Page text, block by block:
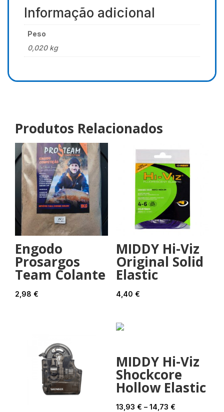
Informação adicional
Peso
0,020 kg
Produtos Relacionados
Engodo
Prosargos
Team Colante
2,98 €
MIDDY Hi-Viz
Original Solid
Elastic
4,40 €
MIDDY Hi-Viz
Shockcore
Hollow Elastic
13,93 € – 14,73 €Price